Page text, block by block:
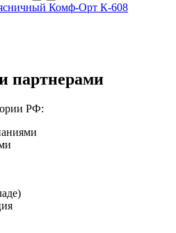
Комф-Орт К-608
партнерами
РФ: